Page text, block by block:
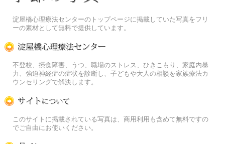
淀屋橋心理療法センターのトップページに掲載していた写真をフリ
ーの素材として無料で提供しています。
不登校、摂食障害、うつ、職場のストレス、ひきこもり、家庭内暴
力、強迫神経症の症状を診断し、子どもや大人の相談を家族療法カ
ウンセリングで解決します。
このサイトに掲載されている写真は、商用利用も含めて無料ですの
でご自由にお使いください。